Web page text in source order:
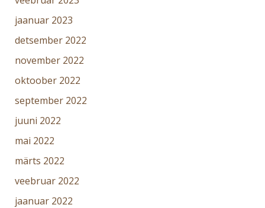
jaanuar 2023
detsember 2022
november 2022
oktoober 2022
september 2022
juuni 2022
mai 2022
märts 2022
veebruar 2022
jaanuar 2022